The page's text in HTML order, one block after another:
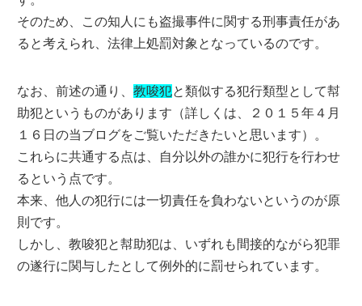
そのため、この知人にも盗撮事件に関する刑事責任があ
ると考えられ、法律上処罰対象となっているのです。
なお、前述の通り、教唆犯と類似する犯行類型として幇
助犯というものがあります（詳しくは、２０１５年４月
１６日の当ブログをご覧いただきたいと思います）。
これらに共通する点は、自分以外の誰かに犯行を行わせ
るという点です。
本来、他人の犯行には一切責任を負わないというのが原
則です。
しかし、教唆犯と幇助犯は、いずれも間接的ながら犯罪
の遂行に関与したとして例外的に罰せられています。